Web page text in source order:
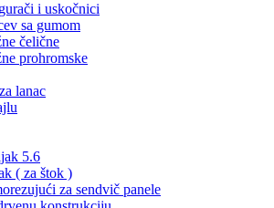
i uskočnici
sa gumom
čelične
prohromske
lanac
5.6
( za štok )
za sendvič panele